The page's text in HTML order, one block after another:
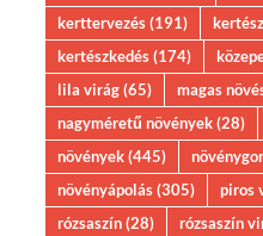
kerttervezés(191)
kertészkedés(174)
lila virág(65) magas
nagyméretű növények(28)
növények(445)
növényápolás(305) piros
rózsaszín(28) rózsaszín